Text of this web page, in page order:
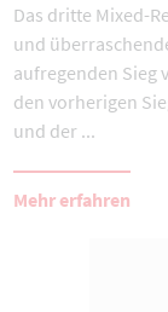
Das dritte Mixed-
und
aufregenden Sieg
den vorherigen
und der ...
Mehr erfahren